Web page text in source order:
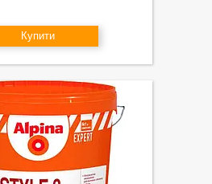
Купити